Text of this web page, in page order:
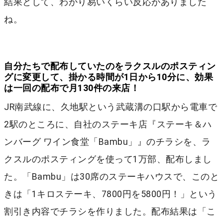
ね。
自分たちで配布していたのをラクスルのポスティン
グに変更して、掛かる時間が1日から10分に、効果
は一回の配布で月130件の来店！
JR南武線に、久地駅という武蔵溝の口駅から電車で
2駅のところに、自社のステーキ店『ステーキ＆ハ
ンバーグ ワイン食堂「Bambu」』のチラシを、ラ
クスルのポスティングを使って1万部、配布しまし
た。「Bambu」は30席のステーキハウスで、このと
きは「1キロステーキ、7800円を5800円！」という
割引き内容でチラシを作りました。配布結果は「こ